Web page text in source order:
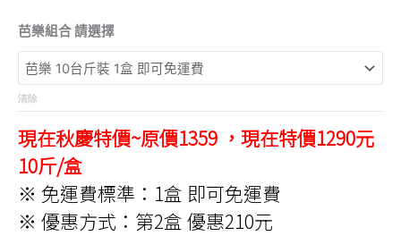
芭樂組合 請選擇
清除
現在秋慶特價~原價1359 ，現在特價1290元
10斤/盒
※ 免運費標準：1盒 即可免運費
※ 優惠方式：第2盒 優惠210元